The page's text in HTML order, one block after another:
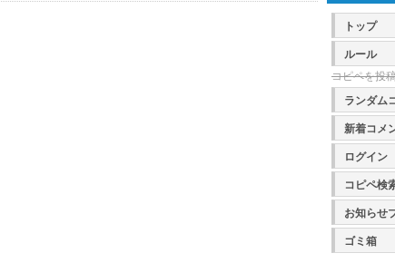
トップ
ルール
コピペを投
ランダム
新着コメ
ログイン
コピペ検
お知らせ
ゴミ箱